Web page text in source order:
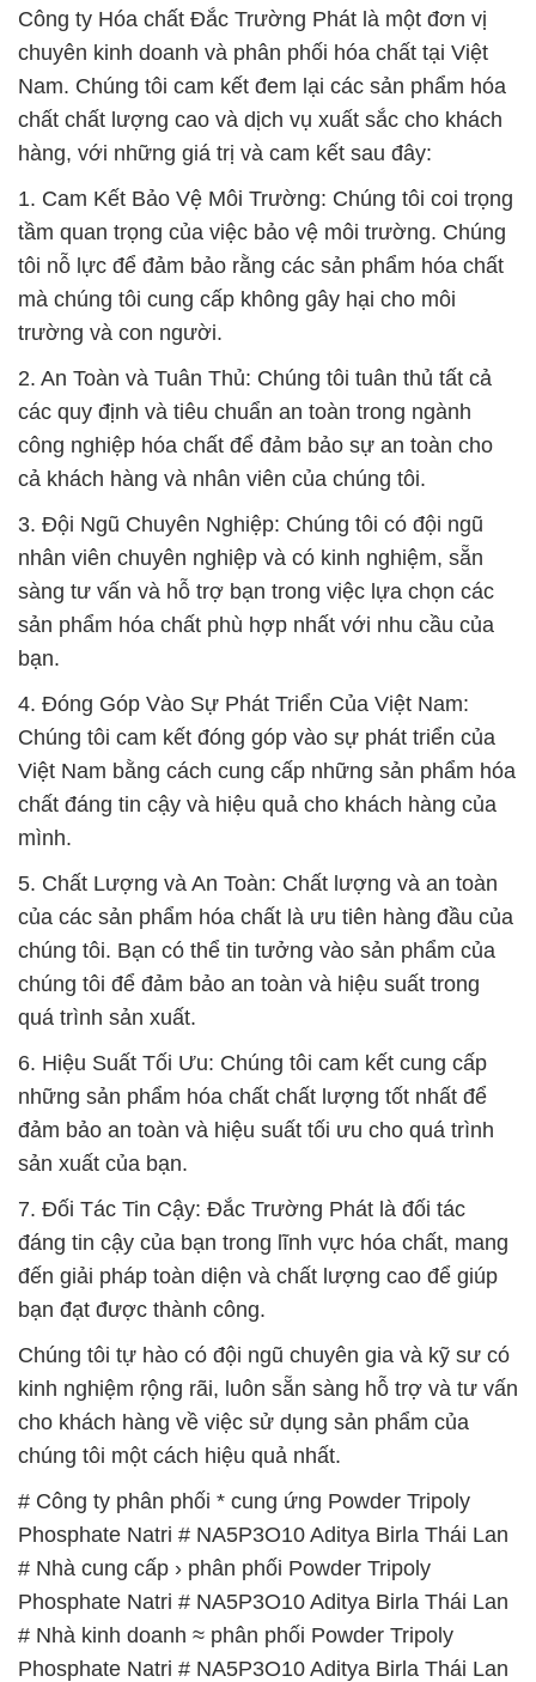
Công ty Hóa chất Đắc Trường Phát là một đơn vị
chuyên kinh doanh và phân phối hóa chất tại Việt
Nam. Chúng tôi cam kết đem lại các sản phẩm hóa
chất chất lượng cao và dịch vụ xuất sắc cho khách
hàng, với những giá trị và cam kết sau đây:
1. Cam Kết Bảo Vệ Môi Trường: Chúng tôi coi trọng
tầm quan trọng của việc bảo vệ môi trường. Chúng
tôi nỗ lực để đảm bảo rằng các sản phẩm hóa chất
mà chúng tôi cung cấp không gây hại cho môi
trường và con người.
2. An Toàn và Tuân Thủ: Chúng tôi tuân thủ tất cả
các quy định và tiêu chuẩn an toàn trong ngành
công nghiệp hóa chất để đảm bảo sự an toàn cho
cả khách hàng và nhân viên của chúng tôi.
3. Đội Ngũ Chuyên Nghiệp: Chúng tôi có đội ngũ
nhân viên chuyên nghiệp và có kinh nghiệm, sẵn
sàng tư vấn và hỗ trợ bạn trong việc lựa chọn các
sản phẩm hóa chất phù hợp nhất với nhu cầu của
bạn.
4. Đóng Góp Vào Sự Phát Triển Của Việt Nam:
Chúng tôi cam kết đóng góp vào sự phát triển của
Việt Nam bằng cách cung cấp những sản phẩm hóa
chất đáng tin cậy và hiệu quả cho khách hàng của
mình.
5. Chất Lượng và An Toàn: Chất lượng và an toàn
của các sản phẩm hóa chất là ưu tiên hàng đầu của
chúng tôi. Bạn có thể tin tưởng vào sản phẩm của
chúng tôi để đảm bảo an toàn và hiệu suất trong
quá trình sản xuất.
6. Hiệu Suất Tối Ưu: Chúng tôi cam kết cung cấp
những sản phẩm hóa chất chất lượng tốt nhất để
đảm bảo an toàn và hiệu suất tối ưu cho quá trình
sản xuất của bạn.
7. Đối Tác Tin Cậy: Đắc Trường Phát là đối tác
đáng tin cậy của bạn trong lĩnh vực hóa chất, mang
đến giải pháp toàn diện và chất lượng cao để giúp
bạn đạt được thành công.
Chúng tôi tự hào có đội ngũ chuyên gia và kỹ sư có
kinh nghiệm rộng rãi, luôn sẵn sàng hỗ trợ và tư vấn
cho khách hàng về việc sử dụng sản phẩm của
chúng tôi một cách hiệu quả nhất.
# Công ty phân phối * cung ứng Powder Tripoly
Phosphate Natri # NA5P3O10 Aditya Birla Thái Lan
# Nhà cung cấp › phân phối Powder Tripoly
Phosphate Natri # NA5P3O10 Aditya Birla Thái Lan
# Nhà kinh doanh ≈ phân phối Powder Tripoly
Phosphate Natri # NA5P3O10 Aditya Birla Thái Lan